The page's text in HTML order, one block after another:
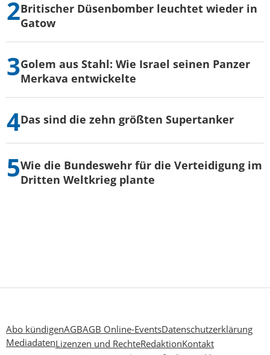
Britischer Düsenbomber leuchtet wieder in
Gatow
Golem aus Stahl: Wie Israel seinen Panzer
Merkava entwickelte
Das sind die zehn größten Supertanker
Wie die Bundeswehr für die Verteidigung im
Dritten Weltkrieg plante
Abo kündigenAGBAGB Online-EventsDatenschutzerklärung
MediadatenLizenzen und RechteRedaktionKontakt